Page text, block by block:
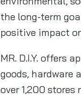
the long-term
positive impact
MR. D.I.Y. offers
goods, hardware
over 1,200